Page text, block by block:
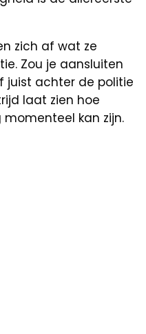
zich af wat ze
Zou je aansluiten
juist achter de politie
laat zien hoe
kan zijn.